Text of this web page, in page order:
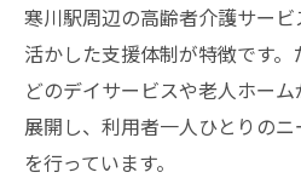
寒川駅周辺の高齢者介護サー
活かした支援体制が特徴です
どのデイサービスや老人ホー
展開し、利用者一人ひとりの
を行っています。